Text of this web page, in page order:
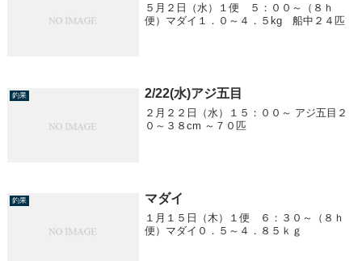
５月２日（水）１便 ５：００～（８ｈ
便）マダイ１．０～４．５kg 船中２４匹
釣果 2/22(水)アジ五目
２月２２日（水）１５：００～ アジ五目２
０～３８cm ～７０匹
釣果 マダイ
１月１５日（木）１便 ６：３０～（８ｈ
便）マダイ０．５～４．８５ｋｇ